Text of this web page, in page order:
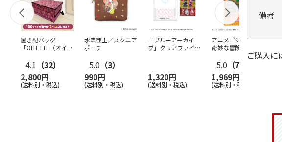
置き配バッグ
「OITETTE（オイテ
4.1 （32）
2,800円
(送料別・税込)
水森亜土／スクエア
ポーチ
5.0 （3）
990円
(送料別・税込)
「ブルーアーカイ
ブ」クリアファイル
1,320円
(送料別・税込)
アニメ『ジョジョの
奇妙な冒険 黄金の
風』チョコラータと
セッ…
5.0 （7）
1,969円
(送料別・税込)
備考
ご購入に